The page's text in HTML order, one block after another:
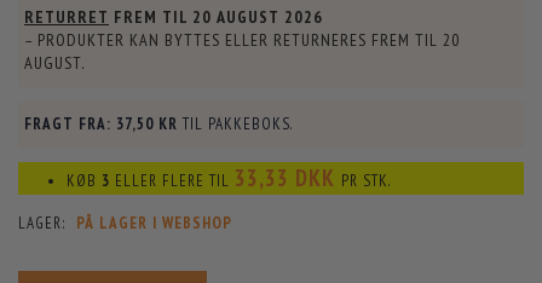
RETURRET FREM TIL 20 AUGUST 2026
– PRODUKTER KAN BYTTES ELLER RETURNERES FREM TIL 20
AUGUST.
FRAGT FRA: 37,50 KR TIL PAKKEBOKS.
KØB 3 ELLER FLERE TIL 33,33 DKK PR STK.
LAGER: PÅ LAGER I WEBSHOP